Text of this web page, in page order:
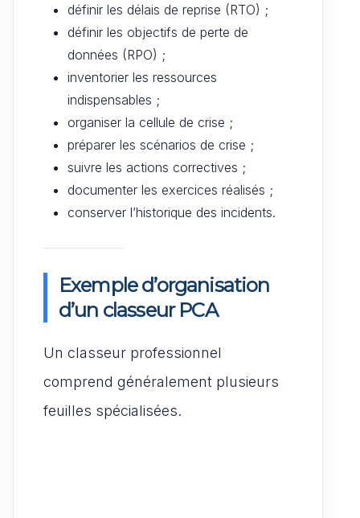
définir les délais de reprise (RTO) ;
définir les objectifs de perte de
données (RPO) ;
inventorier les ressources
indispensables ;
organiser la cellule de crise ;
préparer les scénarios de crise ;
suivre les actions correctives ;
documenter les exercices réalisés ;
conserver l’historique des incidents.
Exemple d’organisation
d’un classeur PCA
Un classeur professionnel
comprend généralement plusieurs
feuilles spécialisées.